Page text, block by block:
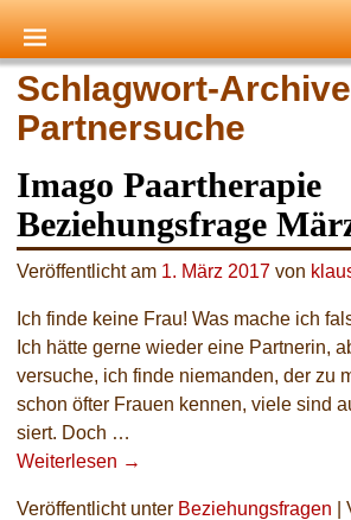
Startseite
Schlagwort-
Partnersuche
Imago Paartherapie
Beziehungsfrage
Veröffentlicht am 1. März 2017 von
Ich fin­de kei­ne Frau! Was mache ich
Ich hät­te ger­ne wie­der eine Partnerin,
ver­su­che, ich fin­de nie­man­den, der zu
schon öfter Frauen ken­nen, vie­le sind
siert. Doch …
Weiterlesen →
Veröffentlicht unter Beziehungsfragen |